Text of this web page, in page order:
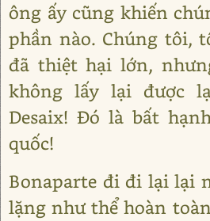
ông ấy cũng khiến
phần nào. Chúng tôi,
đã thiệt hại lớn,
không lấy lại được
Desaix! Đó là bất
quốc!
Bonaparte đi đi lại lại
lặng như thể hoàn